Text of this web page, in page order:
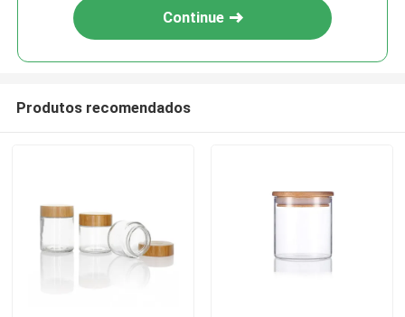
Continue
Produtos recomendados